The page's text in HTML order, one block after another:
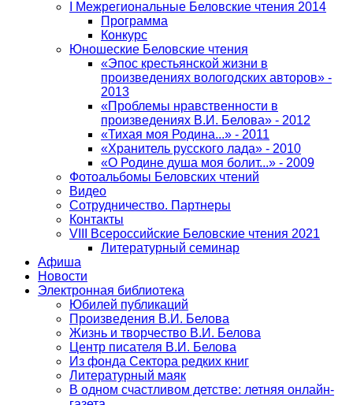
I Межрегиональные Беловские чтения 2014
Программа
Конкурс
Юношеские Беловские чтения
«Эпос крестьянской жизни в
произведениях вологодских авторов» -
2013
«Проблемы нравственности в
произведениях В.И. Белова» - 2012
«Тихая моя Родина...» - 2011
«Хранитель русского лада» - 2010
«О Родине душа моя болит...» - 2009
Фотоальбомы Беловских чтений
Видео
Сотрудничество. Партнеры
Контакты
VIII Всероссийские Беловские чтения 2021
Литературный семинар
Афиша
Новости
Электронная библиотека
Юбилей публикаций
Произведения В.И. Белова
Жизнь и творчество В.И. Белова
Центр писателя В.И. Белова
Из фонда Сектора редких книг
Литературный маяк
В одном счастливом детстве: летняя онлайн-